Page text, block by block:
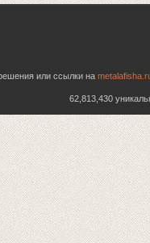
или ссылки на
62,813,430